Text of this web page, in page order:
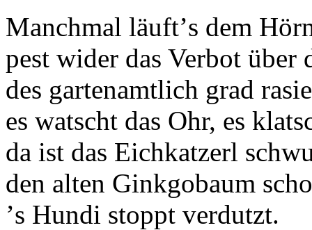
Manchmal läuftʼs dem
pest wider das Verbot über
des gartenamtlich grad
es watscht das Ohr, es
da ist das Eichkatzerl
den alten Ginkgobaum
ʼs Hundi stoppt verdutzt.